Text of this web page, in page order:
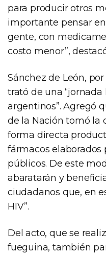
para producir otros
importante pensar
gente, con
costo menor”,
Sánchez de León,
trató de una
argentinos”. Agregó
de la Nación tomó la
forma directa
fármacos elaborados
públicos. De este
abaratarán y
ciudadanos que, en
HIV”.
Del acto, que se
fueguina, también